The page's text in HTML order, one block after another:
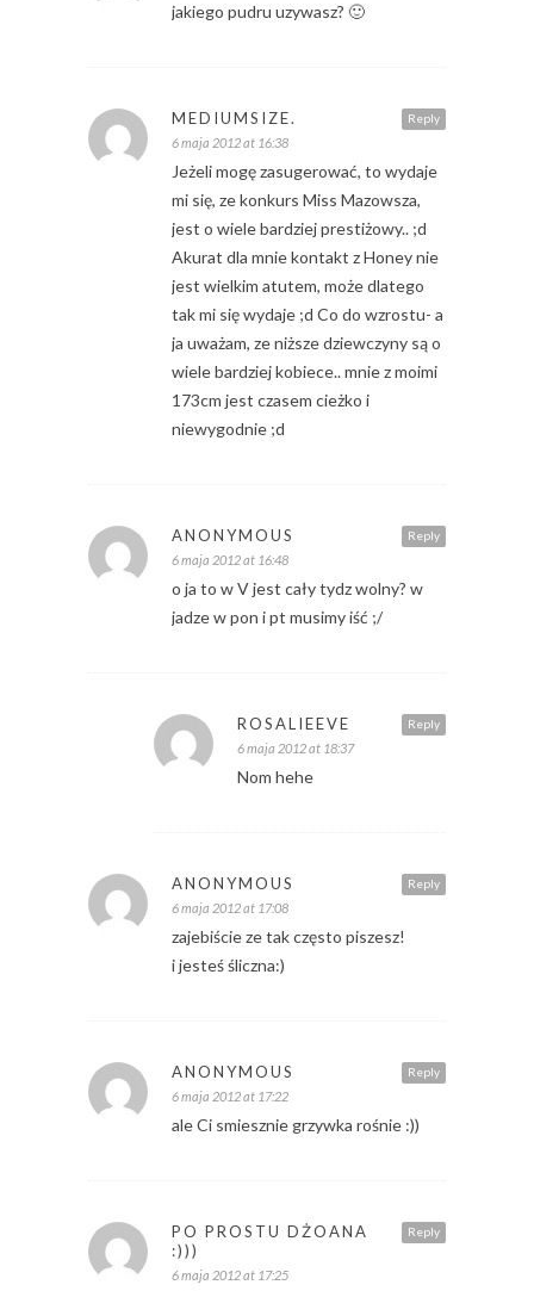
jakiego pudru uzywasz? 🙂
Reply
MEDIUMSIZE.
6 maja 2012 at 16:38
Jeżeli mogę zasugerować, to wydaje
mi się, ze konkurs Miss Mazowsza,
jest o wiele bardziej prestiżowy.. ;d
Akurat dla mnie kontakt z Honey nie
jest wielkim atutem, może dlatego
tak mi się wydaje ;d Co do wzrostu- a
ja uważam, ze niższe dziewczyny są o
wiele bardziej kobiece.. mnie z moimi
173cm jest czasem cieżko i
niewygodnie ;d
Reply
ANONYMOUS
6 maja 2012 at 16:48
o ja to w V jest cały tydz wolny? w
jadze w pon i pt musimy iść ;/
Reply
ROSALIEEVE
6 maja 2012 at 18:37
Nom hehe
Reply
ANONYMOUS
6 maja 2012 at 17:08
zajebiście ze tak często piszesz!
i jesteś śliczna:)
Reply
ANONYMOUS
6 maja 2012 at 17:22
ale Ci smiesznie grzywka rośnie :))
Reply
PO PROSTU DŻOANA
:)))
6 maja 2012 at 17:25